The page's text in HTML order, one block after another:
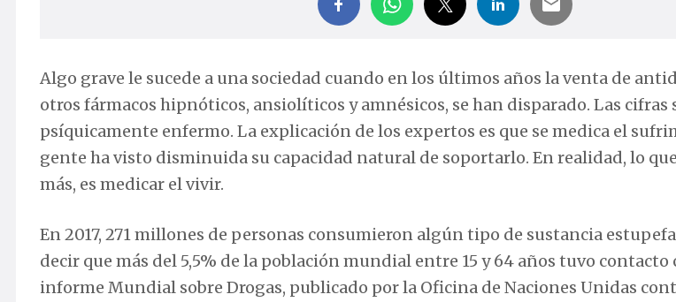
Algo grave le sucede a una sociedad cuando en los últimos años la venta de
otros fármacos hipnóticos, ansiolíticos y amnésicos, se han disparado. Las
psíquicamente enfermo. La explicación de los expertos es que se medica el
gente ha visto disminuida su capacidad natural de soportarlo. En realidad, lo que
más, es medicar el vivir.
En 2017, 271 millones de personas consumieron algún tipo de sustancia
decir que más del 5,5% de la población mundial entre 15 y 64 años tuvo contacto
informe Mundial sobre Drogas, publicado por la Oficina de Naciones Unidas